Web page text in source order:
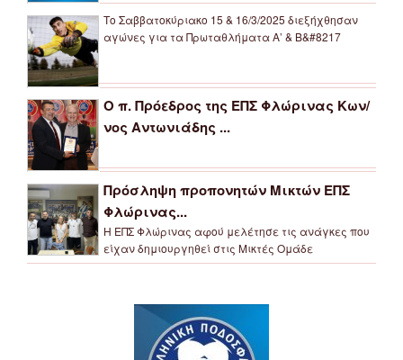
Το Σαββατοκύριακο 15 & 16/3/2025 διεξήχθησαν
αγώνες για τα Πρωταθλήματα Α’ & Β&#8217
Ο π. Πρόεδρος της ΕΠΣ Φλώρινας Κων/
νος Αντωνιάδης ...
Πρόσληψη προπονητών Μικτών ΕΠΣ
Φλώρινας...
Η ΕΠΣ Φλώρινας αφού μελέτησε τις ανάγκες που
είχαν δημιουργηθεί στις Μικτές Ομάδε